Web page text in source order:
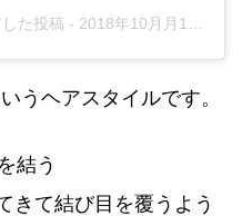
た投稿 - 2018年10月月10日午後3時28分PDT
うヘアスタイルです。
結う
きて結び目を覆うよう